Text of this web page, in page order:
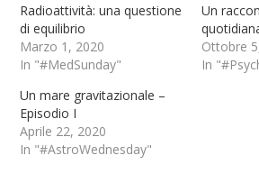
Radioattività: una questione
di equilibrio
Marzo 1, 2020
In "#MedSunday"
Un
Ottobre
In
Un mare gravitazionale –
Episodio I
Aprile 22, 2020
In "#AstroWednesday"